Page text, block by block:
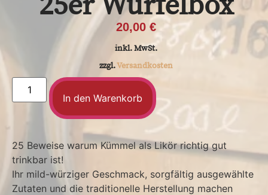
20,00 €
inkl. MwSt.
zzgl.Versandkosten
In den Warenkorb
25 Beweise warum Kümmel als Likör richtig gut
trinkbar ist!
Ihr mild-würziger Geschmack, sorgfältig ausgewählte
Zutaten und die traditionelle Herstellung machen